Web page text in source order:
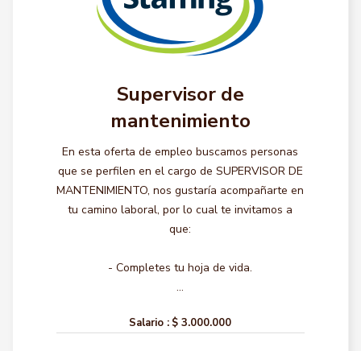
Supervisor de
mantenimiento
En esta oferta de empleo buscamos personas
que se perfilen en el cargo de SUPERVISOR DE
MANTENIMIENTO, nos gustaría acompañarte en
tu camino laboral, por lo cual te invitamos a
que:
- Completes tu hoja de vida.
...
Salario : $ 3.000.000